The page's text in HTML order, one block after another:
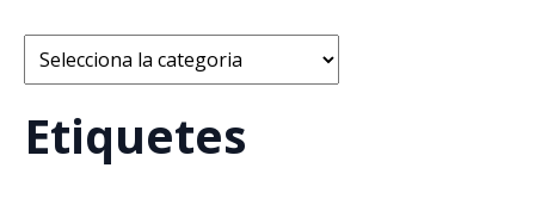
Categories
Etiquetes